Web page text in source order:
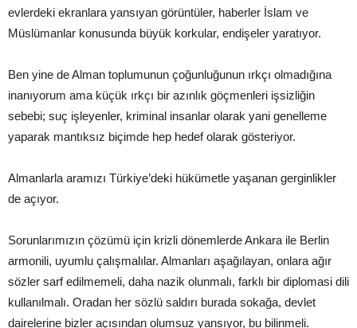
evlerdeki ekranlara yansıyan görüntüler, haberler İslam ve
Müslümanlar konusunda büyük korkular, endişeler yaratıyor.
Ben yine de Alman toplumunun çoğunluğunun ırkçı olmadığına
inanıyorum ama küçük ırkçı bir azınlık göçmenleri işsizliğin
sebebi; suç işleyenler, kriminal insanlar olarak yani genelleme
yaparak mantıksız biçimde hep hedef olarak gösteriyor.
Almanlarla aramızı Türkiye’deki hükümetle yaşanan gerginlikler
de açıyor.
Sorunlarımızın çözümü için krizli dönemlerde Ankara ile Berlin
armonili, uyumlu çalışmalılar. Almanları aşağılayan, onlara ağır
sözler sarf edilmemeli, daha nazik olunmalı, farklı bir diplomasi dili
kullanılmalı. Oradan her sözlü saldırı burada sokağa, devlet
dairelerine bizler açısından olumsuz yansıyor, bu bilinmeli.